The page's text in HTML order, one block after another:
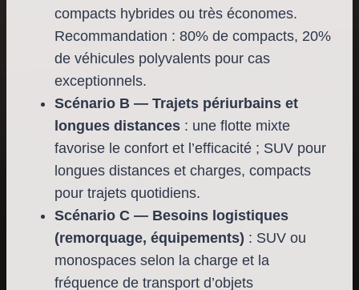
compacts hybrides ou très économes.
Recommandation : 80% de compacts, 20%
de véhicules polyvalents pour cas
exceptionnels.
Scénario B — Trajets périurbains et
longues distances : une flotte mixte
favorise le confort et l’efficacité ; SUV pour
longues distances et charges, compacts
pour trajets quotidiens.
Scénario C — Besoins logistiques
(remorquage, équipements) : SUV ou
monospaces selon la charge et la
fréquence de transport d’objets